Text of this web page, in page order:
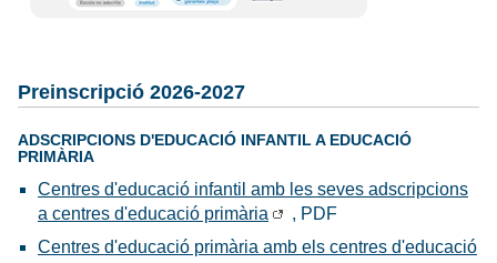
Preinscripció 2026-2027
ADSCRIPCIONS D'EDUCACIÓ INFANTIL A EDUCACIÓ
PRIMÀRIA
Centres d'educació infantil amb les seves adscripcions
a centres d'educació primària
, PDF
Centres d'educació primària amb els centres d'educació